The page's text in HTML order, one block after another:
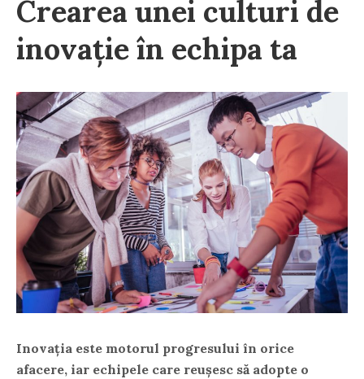
Crearea unei culturi de
inovație în echipa ta
Inovația este motorul progresului în orice
afacere, iar echipele care reușesc să adopte o